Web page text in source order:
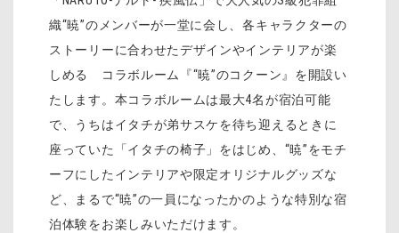
織“暁”のメンバーが一堂に会し、各キャラクターの
ストーリーに合わせたデザインやインテリアが楽
しめる コラボルーム『“暁”のコクーン』を開設い
たします。本コラボルームは最大4名が宿泊可能
で、うちはイタチが弟サスケを待ち迎えるときに
座っていた「イタチの椅子」をはじめ、“暁”をモチ
ーフにしたインテリアや限定オリジナルグッズな
ど、まるで“暁”の一員になったかのような特別な宿
泊体験をお楽しみいただけます。